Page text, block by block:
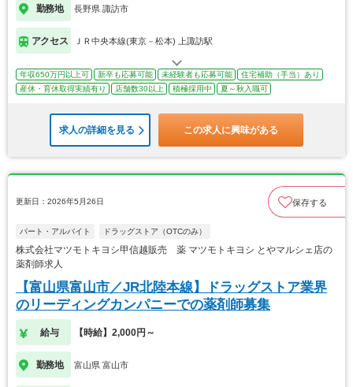
勤務地 長野県 諏訪市
アクセス ＪＲ中央本線(東京－松本) 上諏訪駅
年収650万円以上可 新卒も応募可能 未経験者も応募可能
住宅補助（手当）あり
産休・育休取得実績有り
店舗数30以上 積極採用中 夏～秋入職可
求人の詳細を見る この求人に興味がある
更新日：2026年5月26日 保存する
パート・アルバイト ドラッグストア（OTCのみ）
株式会社マツモトキヨシ甲信越販売 薬 マツモトキヨシ とやマルシェ店の
薬剤師求人
【富山県富山市／JR北陸本線】ドラッグストア業界
のリーディングカンパニーでの薬剤師募集
給与 【時給】2,000円～
勤務地 富山県 富山市